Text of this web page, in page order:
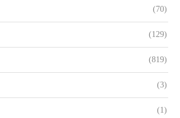
(70)
(129)
(819)
(3)
(1)